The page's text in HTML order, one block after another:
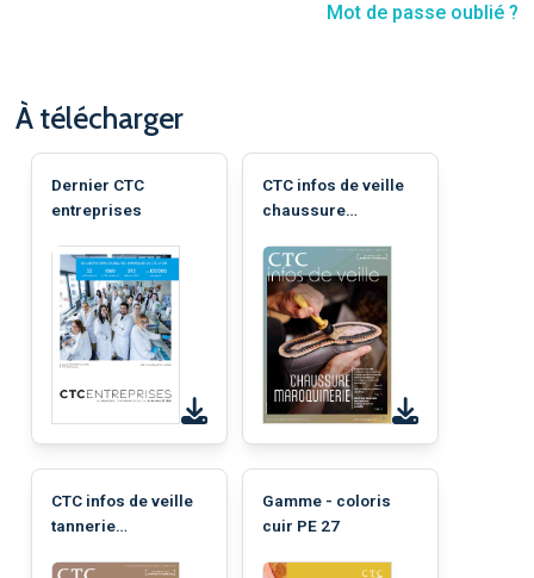
Mot de passe oublié ?
À télécharger
Dernier CTC
entreprises
CTC infos de veille
chaussure
2025
CTC infos de veille
tannerie
Gamme - coloris
cuir PE 27